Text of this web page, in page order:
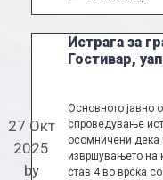
Истрага за
Гостивар,
27 Окт
2025
by
Основното јавно
спроведување
осомничени дека
извршувањето на
став 4 во врска